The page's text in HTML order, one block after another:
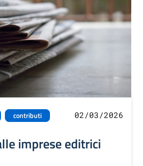
contributi 02/03/2026
imprese editrici